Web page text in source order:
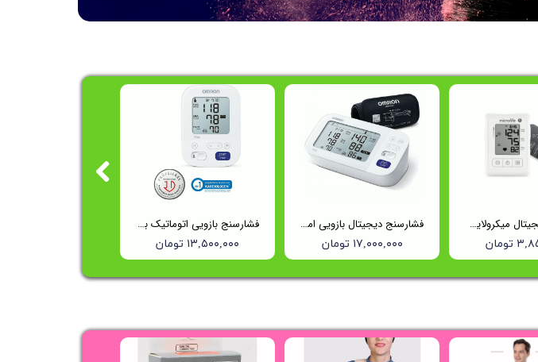
فشارسنج بازویی اتوماتیک با کاف پهن امرن (OMRON) مدل M3
۱۳,۵۰۰,۰۰۰ تومان
فشارسنج دیجیتال بازویی امرن مدل m6 comfort
۱۷,۰۰۰,۰۰۰ تومان
فشارسنج دیجیتال میکرولایف (Microlife) مدل BP B1 Classic
روز مادر شروع شد
روز مادر شروع شد
روز مادر شروع شد